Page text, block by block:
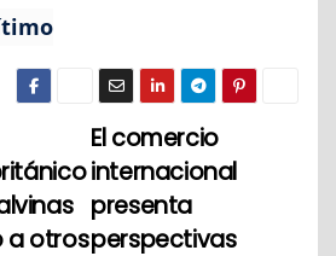
El comercio
internacional
presenta
perspectivas
a otros